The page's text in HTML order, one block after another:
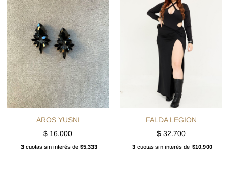
AROS YUSNI
$ 16.000
3cuotas sin interés de $5,333
FALDA LEGION
$32.700
3 cuotas sin interés de $10,900